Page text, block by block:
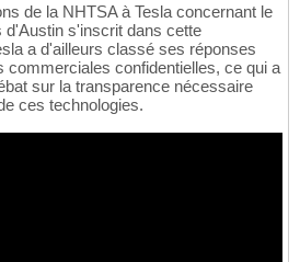
de la NHTSA à Tesla concernant le
d'Austin s'inscrit dans cette
a d'ailleurs classé ses réponses
commerciales confidentielles, ce qui a
sur la transparence nécessaire
ces technologies.